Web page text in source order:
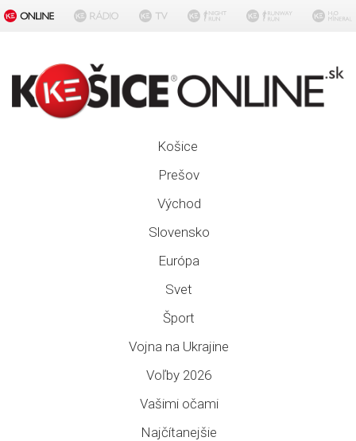
Košice
Prešov
Východ
Slovensko
Európa
Svet
Šport
Vojna na Ukrajine
Voľby 2026
Vašimi očami
Najčítanejšie